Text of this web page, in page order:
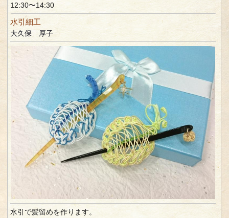
12:30〜14:30
水引細工
大久保 厚子
水引で髪留めを作ります。